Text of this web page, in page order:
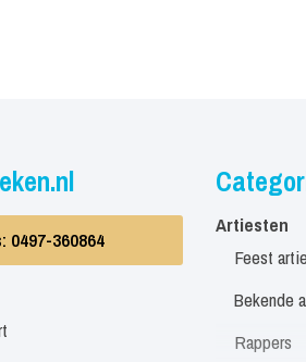
0497-360864
Artiesten
Feest
Bekende
Rappers